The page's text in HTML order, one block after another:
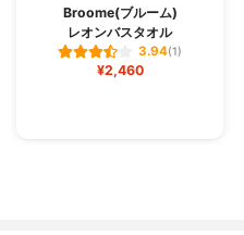
Broome(ブルーム)
レオンバスタオル
3.94(1)
¥2,460